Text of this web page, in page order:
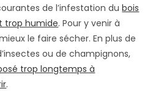
de l’infestation dubois
trop humide. Pour y venir à
le faire sécher. En plus de
ou de champignons,
trop longtemps à
.